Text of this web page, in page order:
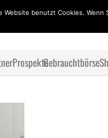
ProspekteGebrauchtbörse
Website benutzt Cookies.